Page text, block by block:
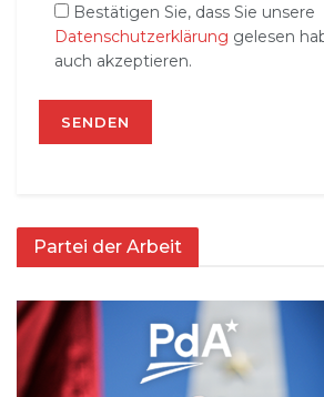
Bestätigen Sie, dass Sie unsere
Datenschutzerklärung gelesen
auch akzeptieren.
Partei der Arbeit